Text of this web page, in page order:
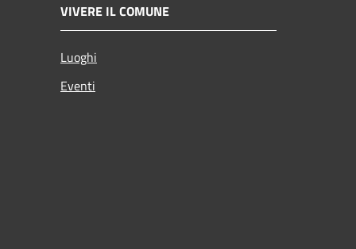
VIVERE IL COMUNE
Luoghi
Eventi